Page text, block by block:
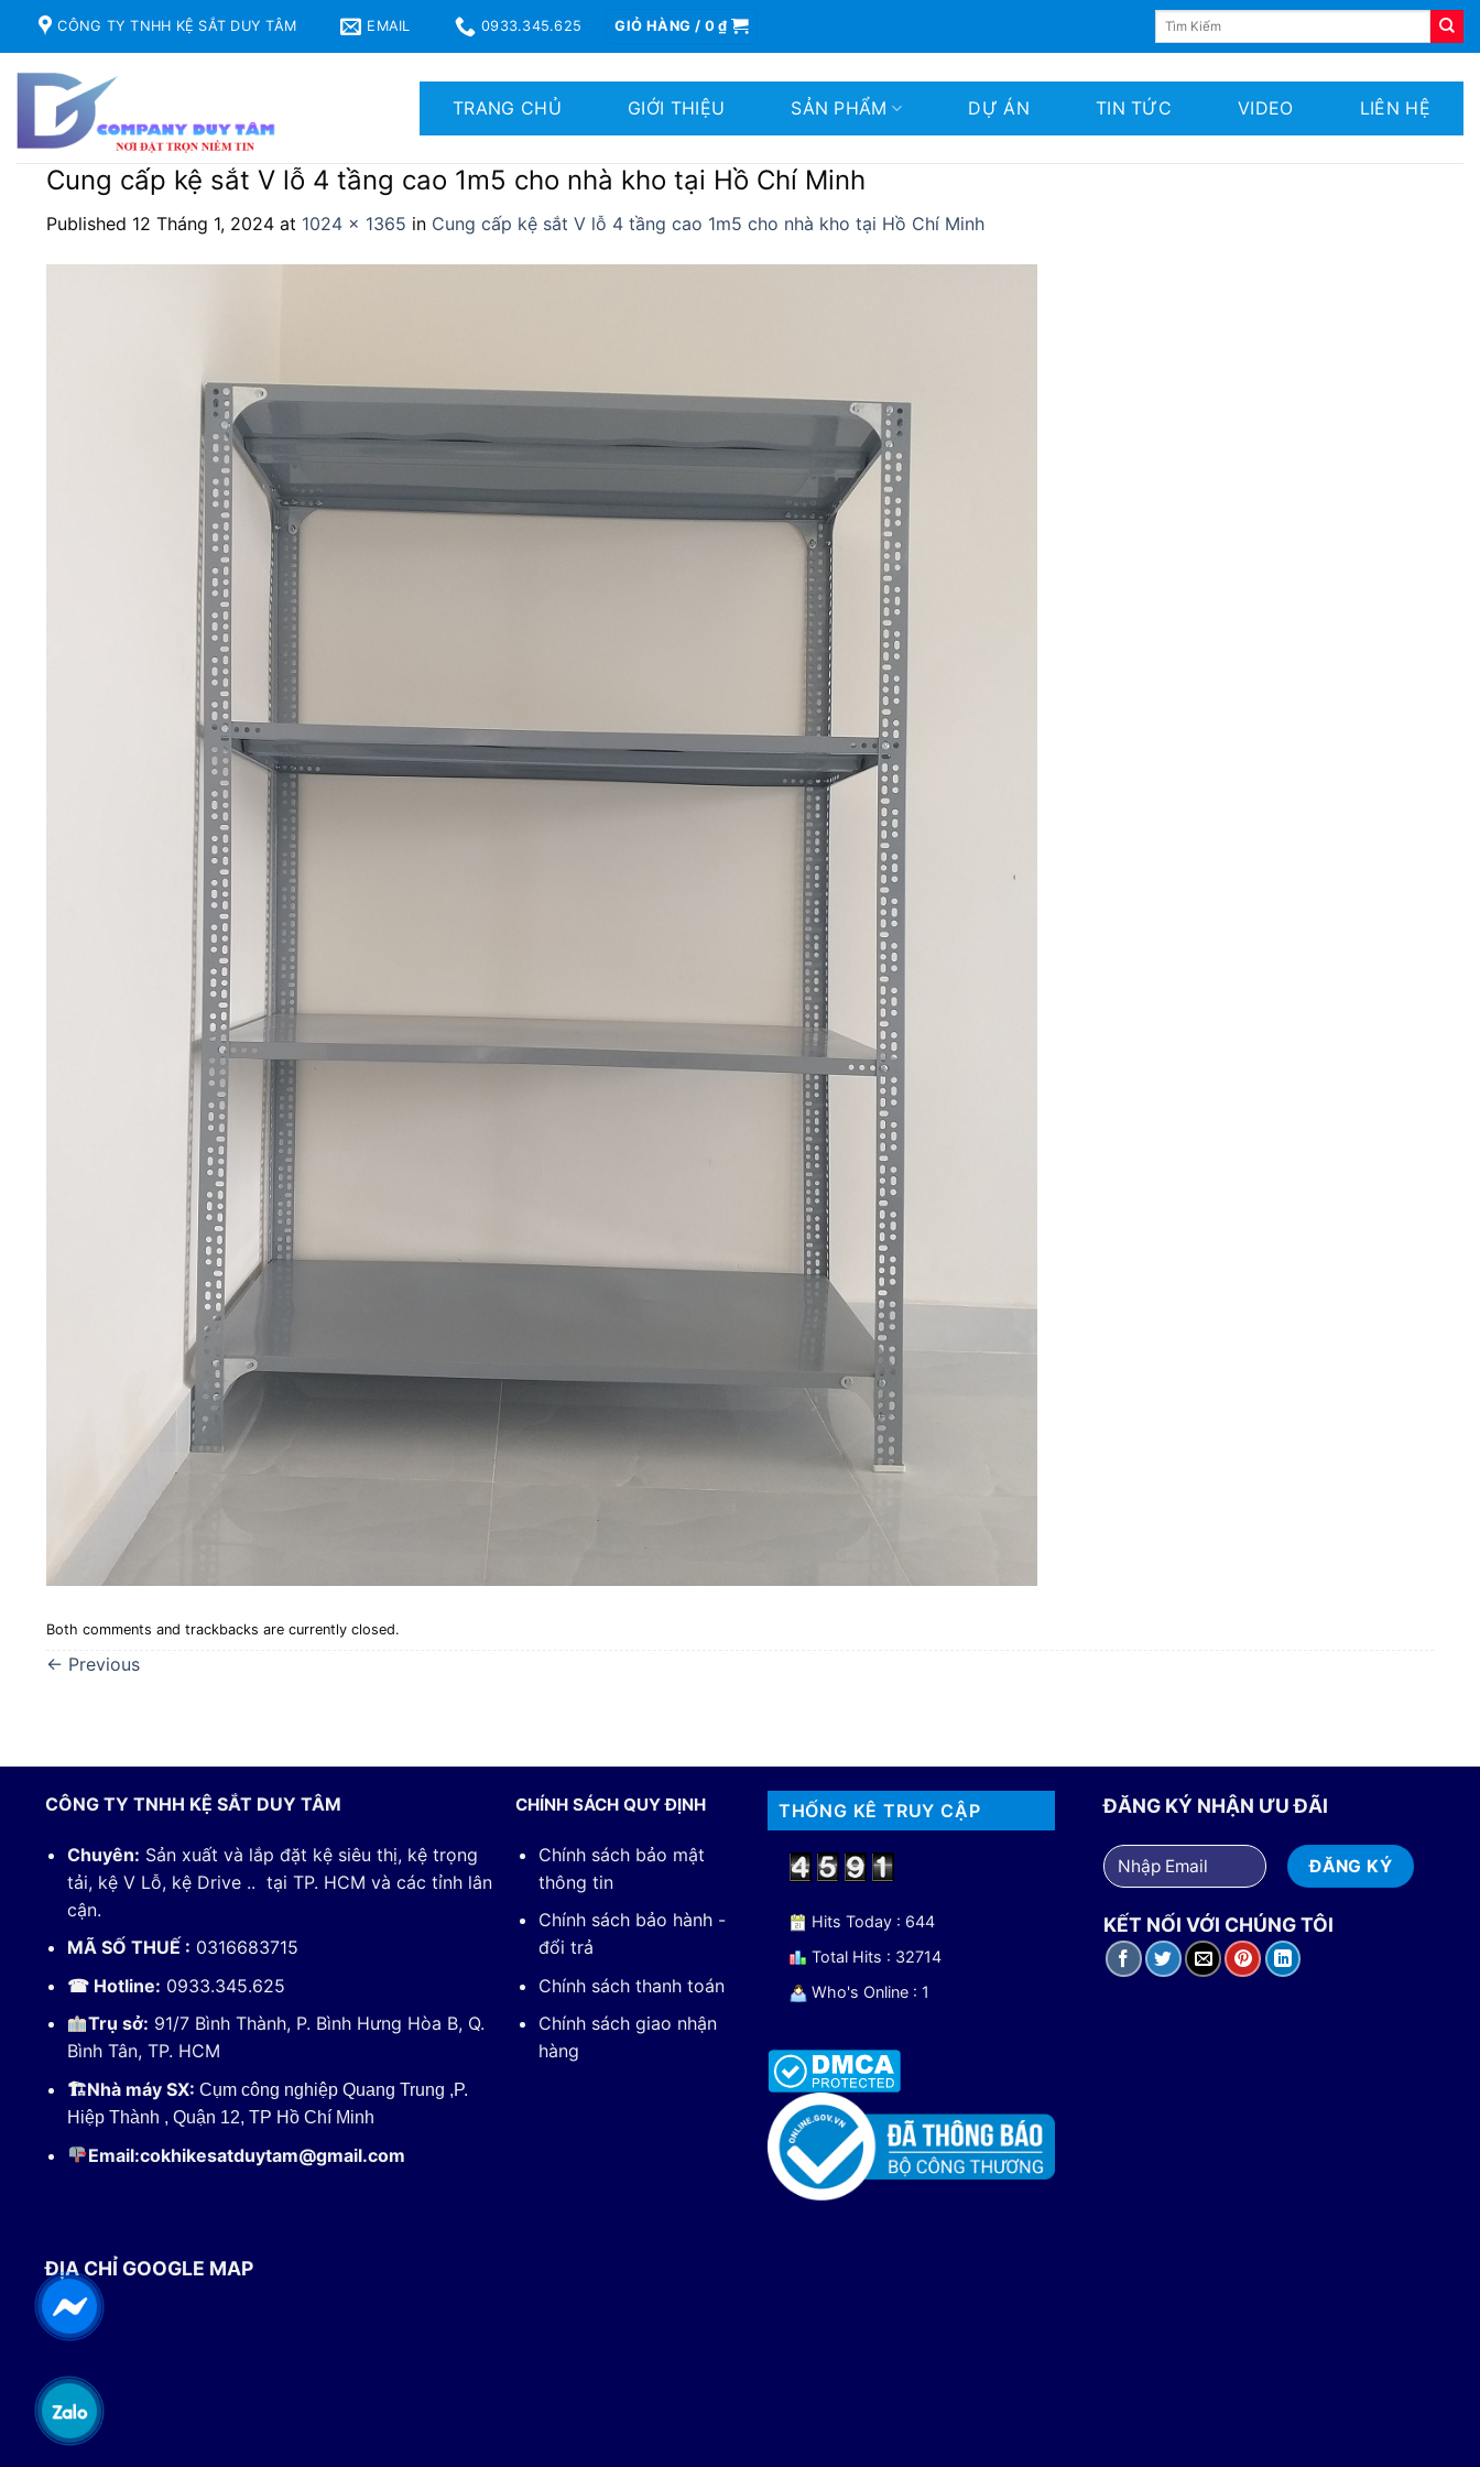
content
CÔNG TY TNHH KỆ SẮT DUY TÂM EMAIL 0933.345.625 GIỎ HÀNG / 0₫
Tìm
TRANG CHỦ GIỚI THIỆU SẢN PHẨM DỰ ÁN TIN TỨC VIDEO LIÊN HỆ
Cung cấp kệ sắt V lỗ 4 tầng cao 1m5 cho nhà kho tại Hồ Chí Minh
Published 12 Tháng 1, 2024 at 1024 × 1365 in Cung cấp kệ sắt V lỗ 4 tầng cao 1m5 cho nhà kho tại Hồ Chí Minh
Both comments and trackbacks are currently closed.
← Previous
CÔNG TY TNHH KỆ SẮT DUY TÂM
Chuyên: Sản xuất và lắp đặt kệ siêu thị, kệ trọng
tải, kệ V Lỗ, kệ Drive .. tại TP. HCM và các tỉnh lân
cận.
MÃ SỐ THUẾ : 0316683715
☎ Hotline: 0933.345.625
Trụ sở: 91/7 Bình Thành, P. Bình Hưng Hòa B, Q.
Bình Tân, TP. HCM
🏗Nhà máy SX: Cụm công nghiệp Quang Trung ,P.
Hiệp Thành , Quận 12, TP Hồ Chí Minh
Email:cokhikesatduytam@gmail.com
CHÍNH SÁCH QUY ĐỊNH
Chính sách bảo mật
thông tin
Chính sách bảo hành -
đổi trả
Chính sách thanh toán
Chính sách giao nhận
hàng
THỐNG KÊ TRUY CẬP
Hits Today : 644
Total Hits : 32714
Who's Online : 1
ĐĂNG KÝ NHẬN ƯU ĐÃI
KẾT NỐI VỚI CHÚNG TÔI
ĐỊA CHỈ GOOGLE MAP